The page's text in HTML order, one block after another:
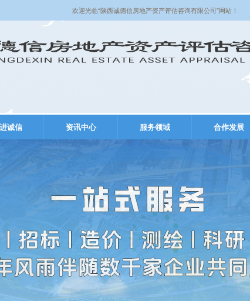
欢迎光临“陕西诚德信房地产资产评估咨询有限公司”网站！
诚信 资讯中心 服务领域 合作发展